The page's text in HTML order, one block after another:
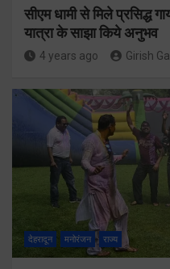
सीएम धामी से मिले प्रसिद्ध
यात्रा के साझा किये अनुभव
4 years ago Girish
देहरादून मनोरंजन राज्य